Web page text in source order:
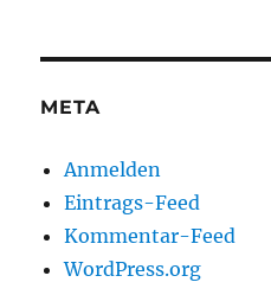
META
Anmelden
Eintrags-Feed
Kommentar-Feed
WordPress.org